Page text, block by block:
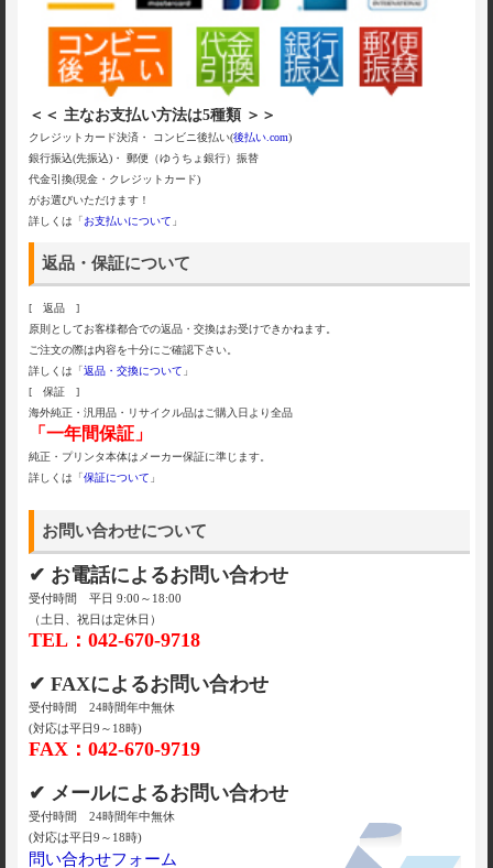
＜＜ 主なお支払い方法は5種類 ＞＞
クレジットカード決済・ コンビニ後払い(後払い.com)
銀行振込(先振込)・ 郵便（ゆうちょ銀行）振替
代金引換(現金・クレジットカード)
がお選びいただけます！
詳しくは「お支払いについて 」
返品・保証について
[ 返品 ]
原則としてお客様都合での返品・交換はお受けできかねます。
ご注文の際は内容を十分にご確認下さい。
詳しくは「返品・交換について 」
[ 保証 ]
海外純正・汎用品・リサイクル品はご購入日より全品
「一年間保証」
純正・プリンタ本体はメーカー保証に準じます。
詳しくは「保証について 」
お問い合わせについて
✔ お電話によるお問い合わせ
受付時間 平日 9:00～18:00
（土日、祝日は定休日）
TEL：042-670-9718
✔ FAXによるお問い合わせ
受付時間 24時間年中無休
(対応は平日9～18時)
FAX：042-670-9719
✔ メールによるお問い合わせ
受付時間 24時間年中無休
(対応は平日9～18時)
問い合わせフォーム